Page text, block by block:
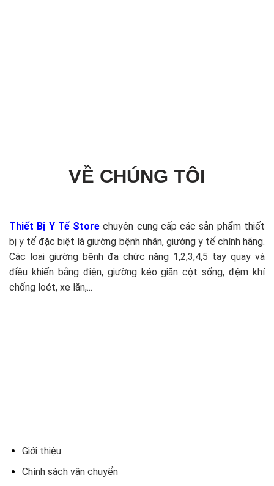
VỀ CHÚNG TÔI
Thiết Bị Y Tế Store chuyên cung cấp các sản phẩm thiết
bị y tế đặc biệt là giường bệnh nhân, giường y tế chính hãng.
Các loại giường bệnh đa chức năng 1,2,3,4,5 tay quay và
điều khiển bằng điện, giường kéo giãn cột sống, đệm khí
chống loét, xe lăn,...
Giới thiệu
Chính sách vận chuyển